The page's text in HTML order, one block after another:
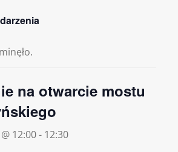
na otwarcie mostu
12:00- 12:30